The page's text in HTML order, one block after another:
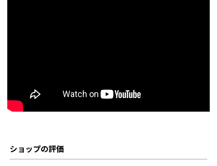
ショップの評価